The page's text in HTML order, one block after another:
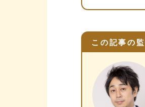
年金を60
②1度繰
③国民年
④障害基
この記事の